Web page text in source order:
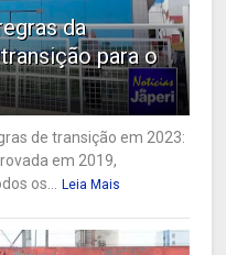
da
para o
de transição em 2023:
em 2019,
os...
Leia Mais